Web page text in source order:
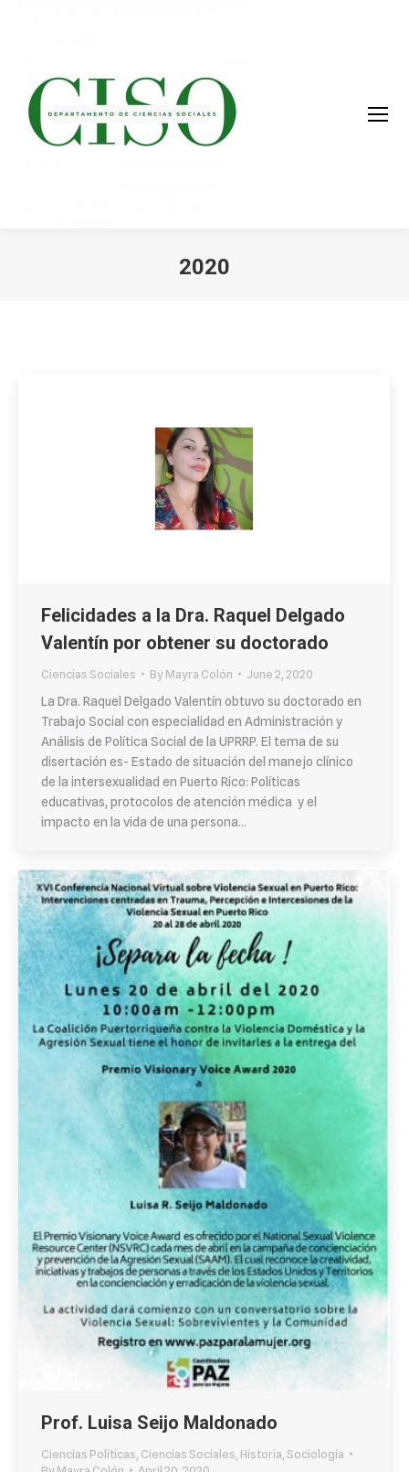
2020
Felicidades a la Dra. Raquel Delgado
Valentín por obtener su doctorado
Ciencias Sociales ByMayra Colón
June 2, 2020
La Dra. Raquel Delgado Valentín obtuvo su doctorado en
Trabajo Social con especialidad en Administración y
Análisis de Política Social de la UPRRP. El tema de su
disertación es- Estado de situación del manejo clínico
de la intersexualidad en Puerto Rico: Políticas
educativas, protocolos de atención médica y el
impacto en la vida de una persona…
Prof. Luisa Seijo Maldonado
Ciencias Políticas, Ciencias Sociales, Historia,Sociología